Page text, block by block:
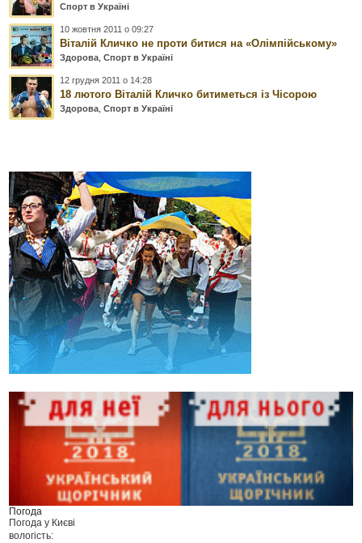
Спорт в Україні
10 жовтня 2011 о 09:27
Віталій Кличко не проти битися на «Олімпійському»
Здорова ,Спорт в Україні
12 грудня 2011 о 14:28
18 лютого Віталій Кличко битиметься із Чісорою
Здорова ,Спорт в Україні
Погода
Погода у Києві
вологість: